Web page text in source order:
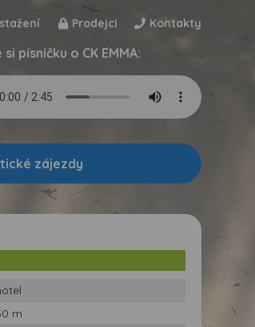
Prodejci Kontakty
písničku o CK EMMA:
zájezdy
m